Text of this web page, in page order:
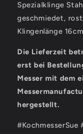
Spezialklinge
geschmiedet,
Klingenlänge 16cm
Die Lieferzeit
erst bei
Messer mit dem
hergestellt.
#KochmesserSue